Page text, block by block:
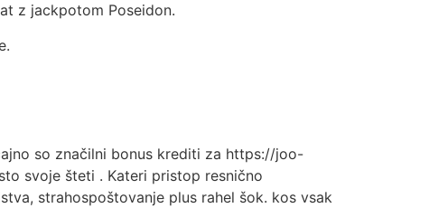
z jackpotom Poseidon.
so značilni bonus krediti za https://joo-
svoje šteti . Kateri pristop resnično
strahospoštovanje plus rahel šok. kos vsak